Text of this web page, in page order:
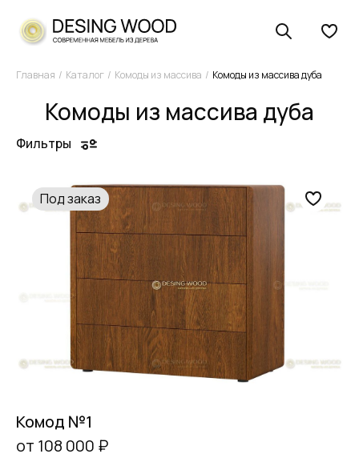
Главная Каталог Комоды из массива Комоды из массива дуба
Комоды из массива дуба
Фильтры
Под заказ
Комод №1
от 108 000 ₽